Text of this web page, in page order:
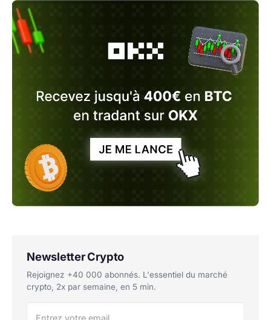
Newsletter Crypto
Rejoignez +40 000 abonnés. L'essentiel du marché
crypto, 2x par semaine, en 5 min.